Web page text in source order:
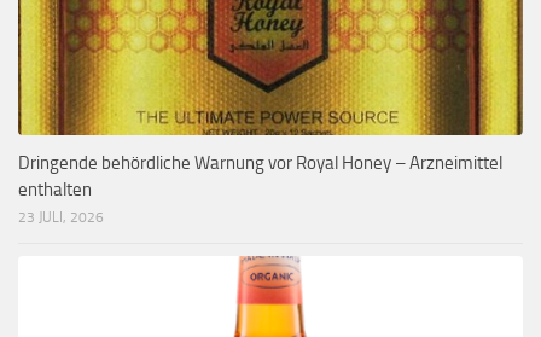
Dringende behördliche Warnung vor Royal Honey – Arzneimittel
enthalten
23 JULI, 2026